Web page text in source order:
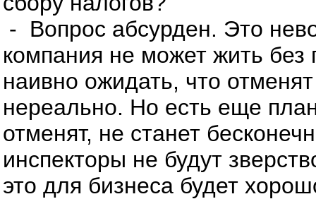
- Вопрос абсурден. Это
компания не может жить
наивно ожидать, что
нереально. Но есть еще
отменят, не станет
инспекторы не будут
это для бизнеса будет